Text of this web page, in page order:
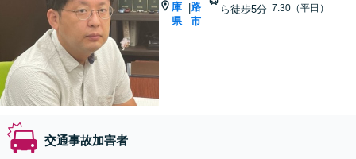
庫
県
|路
市
ら徒歩5分 7:30（平日）
交通事故加害者